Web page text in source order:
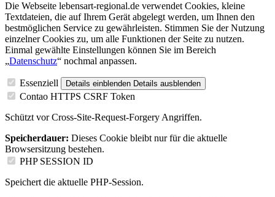
Die Webseite lebensart-regional.de verwendet Cookies, kleine
Textdateien, die auf Ihrem Gerät abgelegt werden, um Ihnen den
bestmöglichen Service zu gewährleisten. Stimmen Sie der Nutzung
einzelner Cookies zu, um alle Funktionen der Seite zu nutzen.
Einmal gewählte Einstellungen können Sie im Bereich
„Datenschutz“ nochmal anpassen.
Essenziell Details einblenden Details ausblenden
Contao HTTPS CSRF Token
Schützt vor Cross-Site-Request-Forgery Angriffen.
Speicherdauer: Dieses Cookie bleibt nur für die aktuelle
Browsersitzung bestehen.
PHP SESSION ID
Speichert die aktuelle PHP-Session.